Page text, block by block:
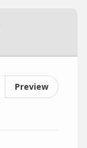
Preview